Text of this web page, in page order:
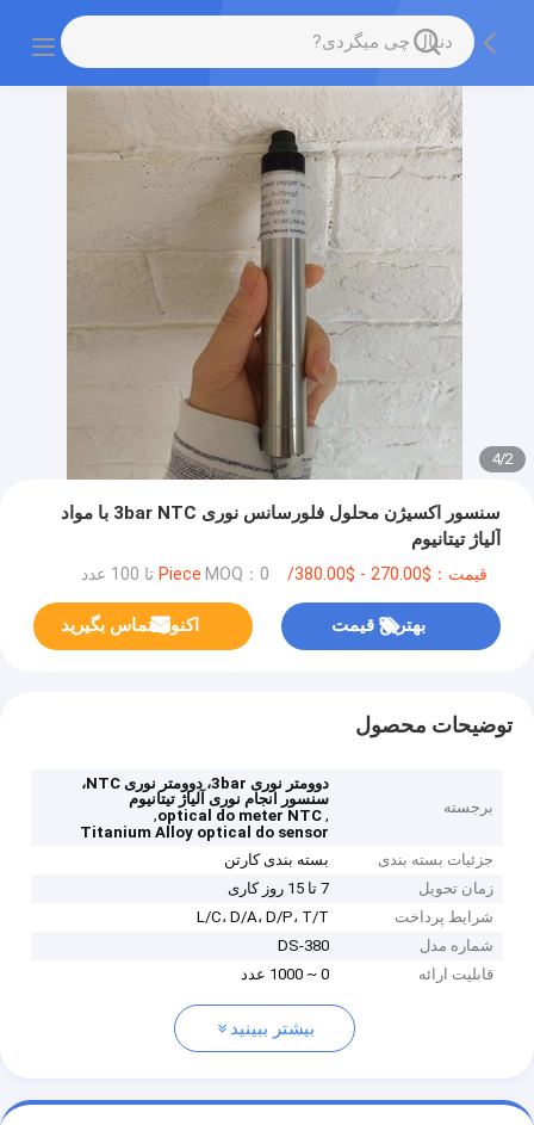
2
/
4
سنسور اکسیژن محلول فلورسانس نوری 3bar NTC با مواد
آلیاژ تیتانیوم
قیمت：$270.00 - $380.00/ Piece MOQ：0 تا 100 عدد
بهترین قیمت اکنون تماس بگیرید
توضیحات محصول
برجسته
دوومتر نوری 3bar، دوومتر نوری NTC،
سنسور انجام نوری آلیاژ تیتانیوم
,
optical do meter NTC
,
Titanium Alloy optical do sensor
جزئیات بسته بندی
بسته بندی کارتن
زمان تحویل
7 تا 15 روز کاری
شرایط پرداخت
L/C، D/A، D/P، T/T
شماره مدل
DS-380
قابلیت ارائه
0 ~ 1000 عدد
بیشتر ببینید